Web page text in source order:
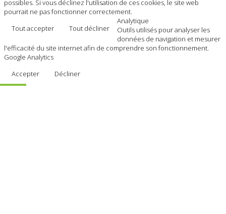
possibles. Si vous déclinez l'utilisation de ces cookies, le site web
pourrait ne pas fonctionner correctement.
Tout accepter
Tout décliner
Analytique
Outils utilisés pour analyser les
données de navigation et mesurer
l'efficacité du site internet afin de comprendre son fonctionnement.
Google Analytics
Accepter
Décliner